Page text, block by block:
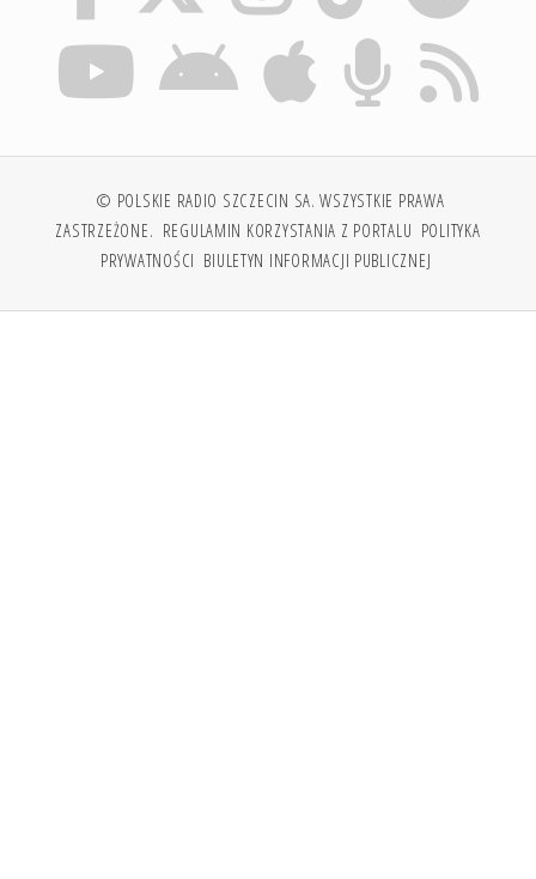
© POLSKIE RADIO SZCZECIN SA. WSZYSTKIE PRAWA
ZASTRZEŻONE. REGULAMIN KORZYSTANIA Z PORTALU POLITYKA
PRYWATNOŚCI BIULETYN INFORMACJI PUBLICZNEJ